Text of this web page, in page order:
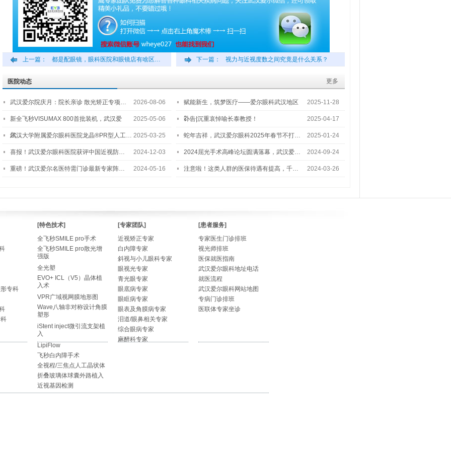
上一篇： 都是配眼镜，眼科医院和眼镜店有啥区… 下一篇： 视力与近视度数之间究竟是什么关系？
更多
医院动态
武汉爱尔院庆月：院长亲诊 散光矫正专项… 2026-08-06 赋能新生，筑梦医疗——爱尔眼科武汉地区
2…
2025-11-28
新全飞秒VISUMAX 800首批装机，武汉爱
尔…
2025-05-06 讣告|沉重哀悼喻长泰教授！ 2025-04-17
武汉大学附属爱尔眼科医院龙晶®PR型人工… 2025-03-25 蛇年吉祥，武汉爱尔眼科2025年春节不打… 2025-01-24
喜报！武汉爱尔眼科医院获评中国近视防… 2024-12-03 2024屈光手术高峰论坛圆满落幕，武汉爱… 2024-09-24
重磅！武汉爱尔名医特需门诊最新专家阵… 2024-05-16 注意啦！这类人群的医保待遇有提高，千… 2024-03-26
专科
[特色技术]
全飞秒SMILE pro手术
全飞秒SMILE pro散光增
强版
全光塑
EVO+ ICL（V5）晶体植
入术
VPR广域视网膜地形图
Wave八轴非对称设计角膜
塑形
iStent inject微引流支架植
入
LipiFlow
飞秒白内障手术
全视程/三焦点人工晶状体
折叠玻璃体球囊外路植入
近视基因检测
[专家团队]
近视矫正专家
白内障专家
斜视与小儿眼科专家
眼视光专家
青光眼专家
眼底病专家
眼眶病专家
眼表及角膜病专家
泪道/眼鼻相关专家
综合眼病专家
麻醉科专家
[患者服务]
专家医生门诊排班
视光师排班
医保就医指南
武汉爱尔眼科地址电话
就医流程
武汉爱尔眼科网站地图
专病门诊排班
医联体专家坐诊